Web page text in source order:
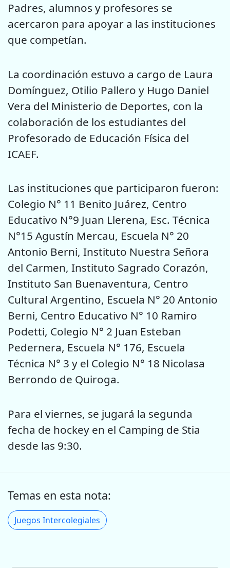
Padres, alumnos y profesores se
acercaron para apoyar a las instituciones
que competían.
La coordinación estuvo a cargo de Laura
Domínguez, Otilio Pallero y Hugo Daniel
Vera del Ministerio de Deportes, con la
colaboración de los estudiantes del
Profesorado de Educación Física del
ICAEF.
Las instituciones que participaron fueron:
Colegio N° 11 Benito Juárez, Centro
Educativo N°9 Juan Llerena, Esc. Técnica
N°15 Agustín Mercau, Escuela N° 20
Antonio Berni, Instituto Nuestra Señora
del Carmen, Instituto Sagrado Corazón,
Instituto San Buenaventura, Centro
Cultural Argentino, Escuela N° 20 Antonio
Berni, Centro Educativo N° 10 Ramiro
Podetti, Colegio N° 2 Juan Esteban
Pedernera, Escuela N° 176, Escuela
Técnica N° 3 y el Colegio N° 18 Nicolasa
Berrondo de Quiroga.
Para el viernes, se jugará la segunda
fecha de hockey en el Camping de Stia
desde las 9:30.
Temas en esta nota:
Juegos Intercolegiales